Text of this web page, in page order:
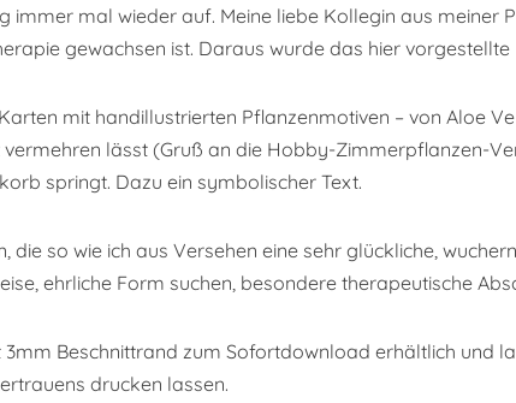
mal wieder auf. Meine liebe Kollegin aus meiner
gewachsen ist. Daraus wurde das hier vorgestellte
mit handillustrierten Pflanzenmotiven – von Aloe
lässt (Gruß an die Hobby-Zimmerpflanzen-
springt. Dazu ein symbolischer Text.
die so wie ich aus Versehen eine sehr glückliche,
ehrliche Form suchen, besondere therapeutische
Beschnittrand zum Sofortdownload erhältlich und
drucken lassen.